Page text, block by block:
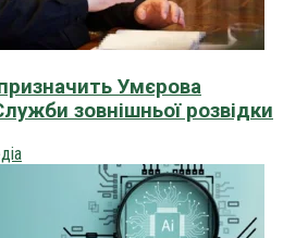
Умєрова
зовнішньої розвідки